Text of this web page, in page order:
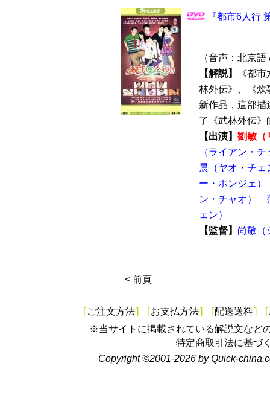
『都市6人行
（音声：北京
【解説】
《都
林外伝》、《炊
新作品，這部描
了《武林外伝》
【出演】 劉敏（
（ライアン・
晨（ヤオ・チェ
ー・ホンジェ）
ン・チャオ）
ェン）
【監督】 尚敬（
< 前頁
[ ご注文方法] [お支払方法] [配送送料] [
※当サイトに掲載されている解説文など
特定商取引法に基づ
Copyright ©2001-2026 by Quick-